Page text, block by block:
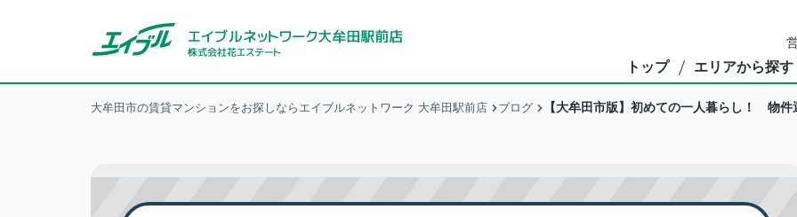
トップ エリアから探す
大牟田市の賃貸マンションをお探しならエイブルネットワーク 大牟田駅前店 ブログ 【大牟田市版】初めての一人暮らし！ 物